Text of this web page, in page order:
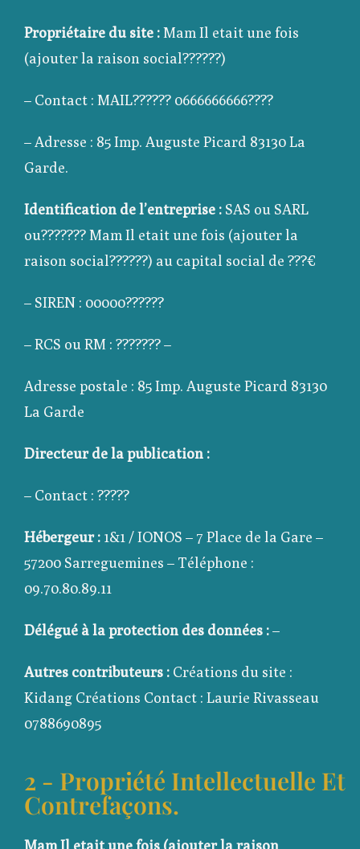
Propriétaire du site :Mam Il etait une fois
(ajouter la raison social??????)
– Contact : MAIL?????? 0666666666????
– Adresse : 85 Imp. Auguste Picard 83130 La
Garde.
Identification de l’entreprise : SAS ou SARL
ou???????Mam Il etait une fois (ajouter la
raison social??????) au capital social de ???€
– SIREN : 00000??????
– RCS ou RM : ???????–
Adresse postale : 85 Imp. Auguste Picard 83130
La Garde
Directeur de la publication :
– Contact : ?????
Hébergeur : 1&1 / IONOS – 7 Place de la Gare –
57200 Sarreguemines – Téléphone :
09.70.80.89.11
Délégué à la protection des données :–
Autres contributeurs : Créations du site :
Kidang Créations Contact : Laurie Rivasseau
0788690895
2 - Propriété Intellectuelle Et
Contrefaçons.
Mam Il etait une fois (ajouter la raison